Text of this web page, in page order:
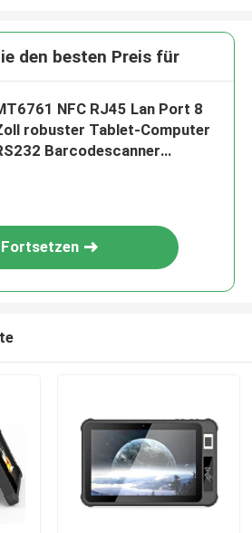
den besten Preis für
NFC RJ45 Lan Port 8
robuster Tablet-Computer
Barcodescanner
Fortsetzen